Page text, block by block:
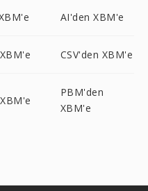
AI'den XBM'e
CSV'den XBM'e
PBM'den
XBM'e